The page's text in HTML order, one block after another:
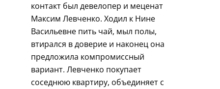
контакт был девелопер и меценат
Максим Левченко. Ходил к Нине
Васильевне пить чай, мыл полы,
втирался в доверие и наконец она
предложила компромиссный
вариант. Левченко покупает
соседнюю квартиру, объединяет с